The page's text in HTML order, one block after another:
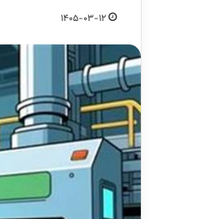
1405-03-12